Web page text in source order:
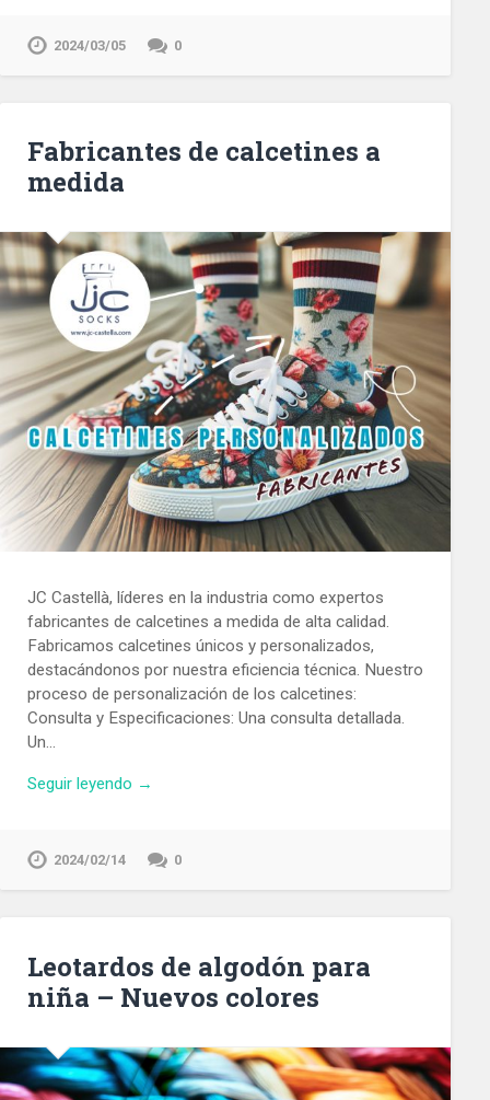
2024/03/05 0
Fabricantes de calcetines a
medida
JC Castellà, líderes en la industria como expertos
fabricantes de calcetines a medida de alta calidad.
Fabricamos calcetines únicos y personalizados,
destacándonos por nuestra eficiencia técnica. Nuestro
proceso de personalización de los calcetines:
Consulta y Especificaciones: Una consulta detallada.
Un…
Seguir leyendo →
2024/02/14 0
Leotardos de algodón para
niña – Nuevos colores